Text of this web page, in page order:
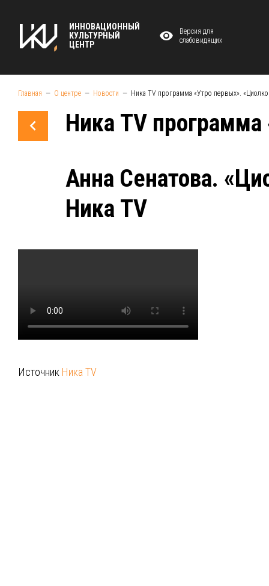
ИННОВАЦИОННЫЙ
КУЛЬТУРНЫЙ
ЦЕНТР
Версия для
слабовидящих
Главная О центре Новости Ника TV программа «Утро первых».
Ника TV
Анна Сенатова.
Ника TV
Источник Ника TV